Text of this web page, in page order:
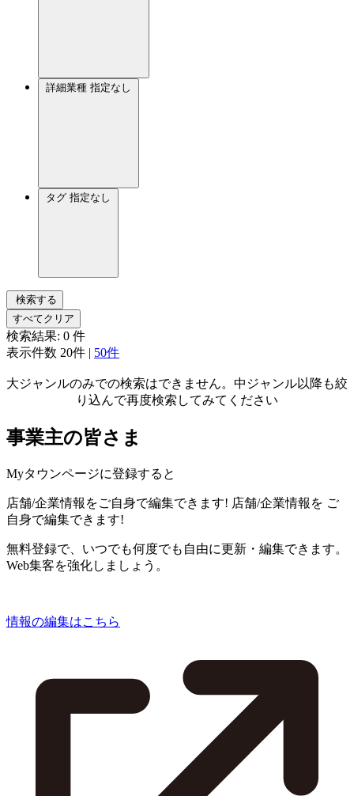
詳細業種 指定なし
タグ 指定なし
検索する
すべてクリア
検索結果: 0 件
表示件数 20件 | 50件
大ジャンルのみでの検索はできません。中ジャンル以降も絞
り込んで再度検索してみてください
事業主の皆さま
Myタウンページに登録すると
店舗/企業情報をご自身で編集できます! 店舗/企業情報を ご
自身で編集できます!
無料登録で、いつでも何度でも自由に更新・編集できます。
Web集客を強化しましょう。
情報の編集はこちら